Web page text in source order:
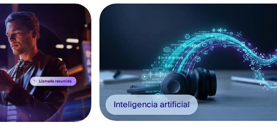
Inteligencia artificial